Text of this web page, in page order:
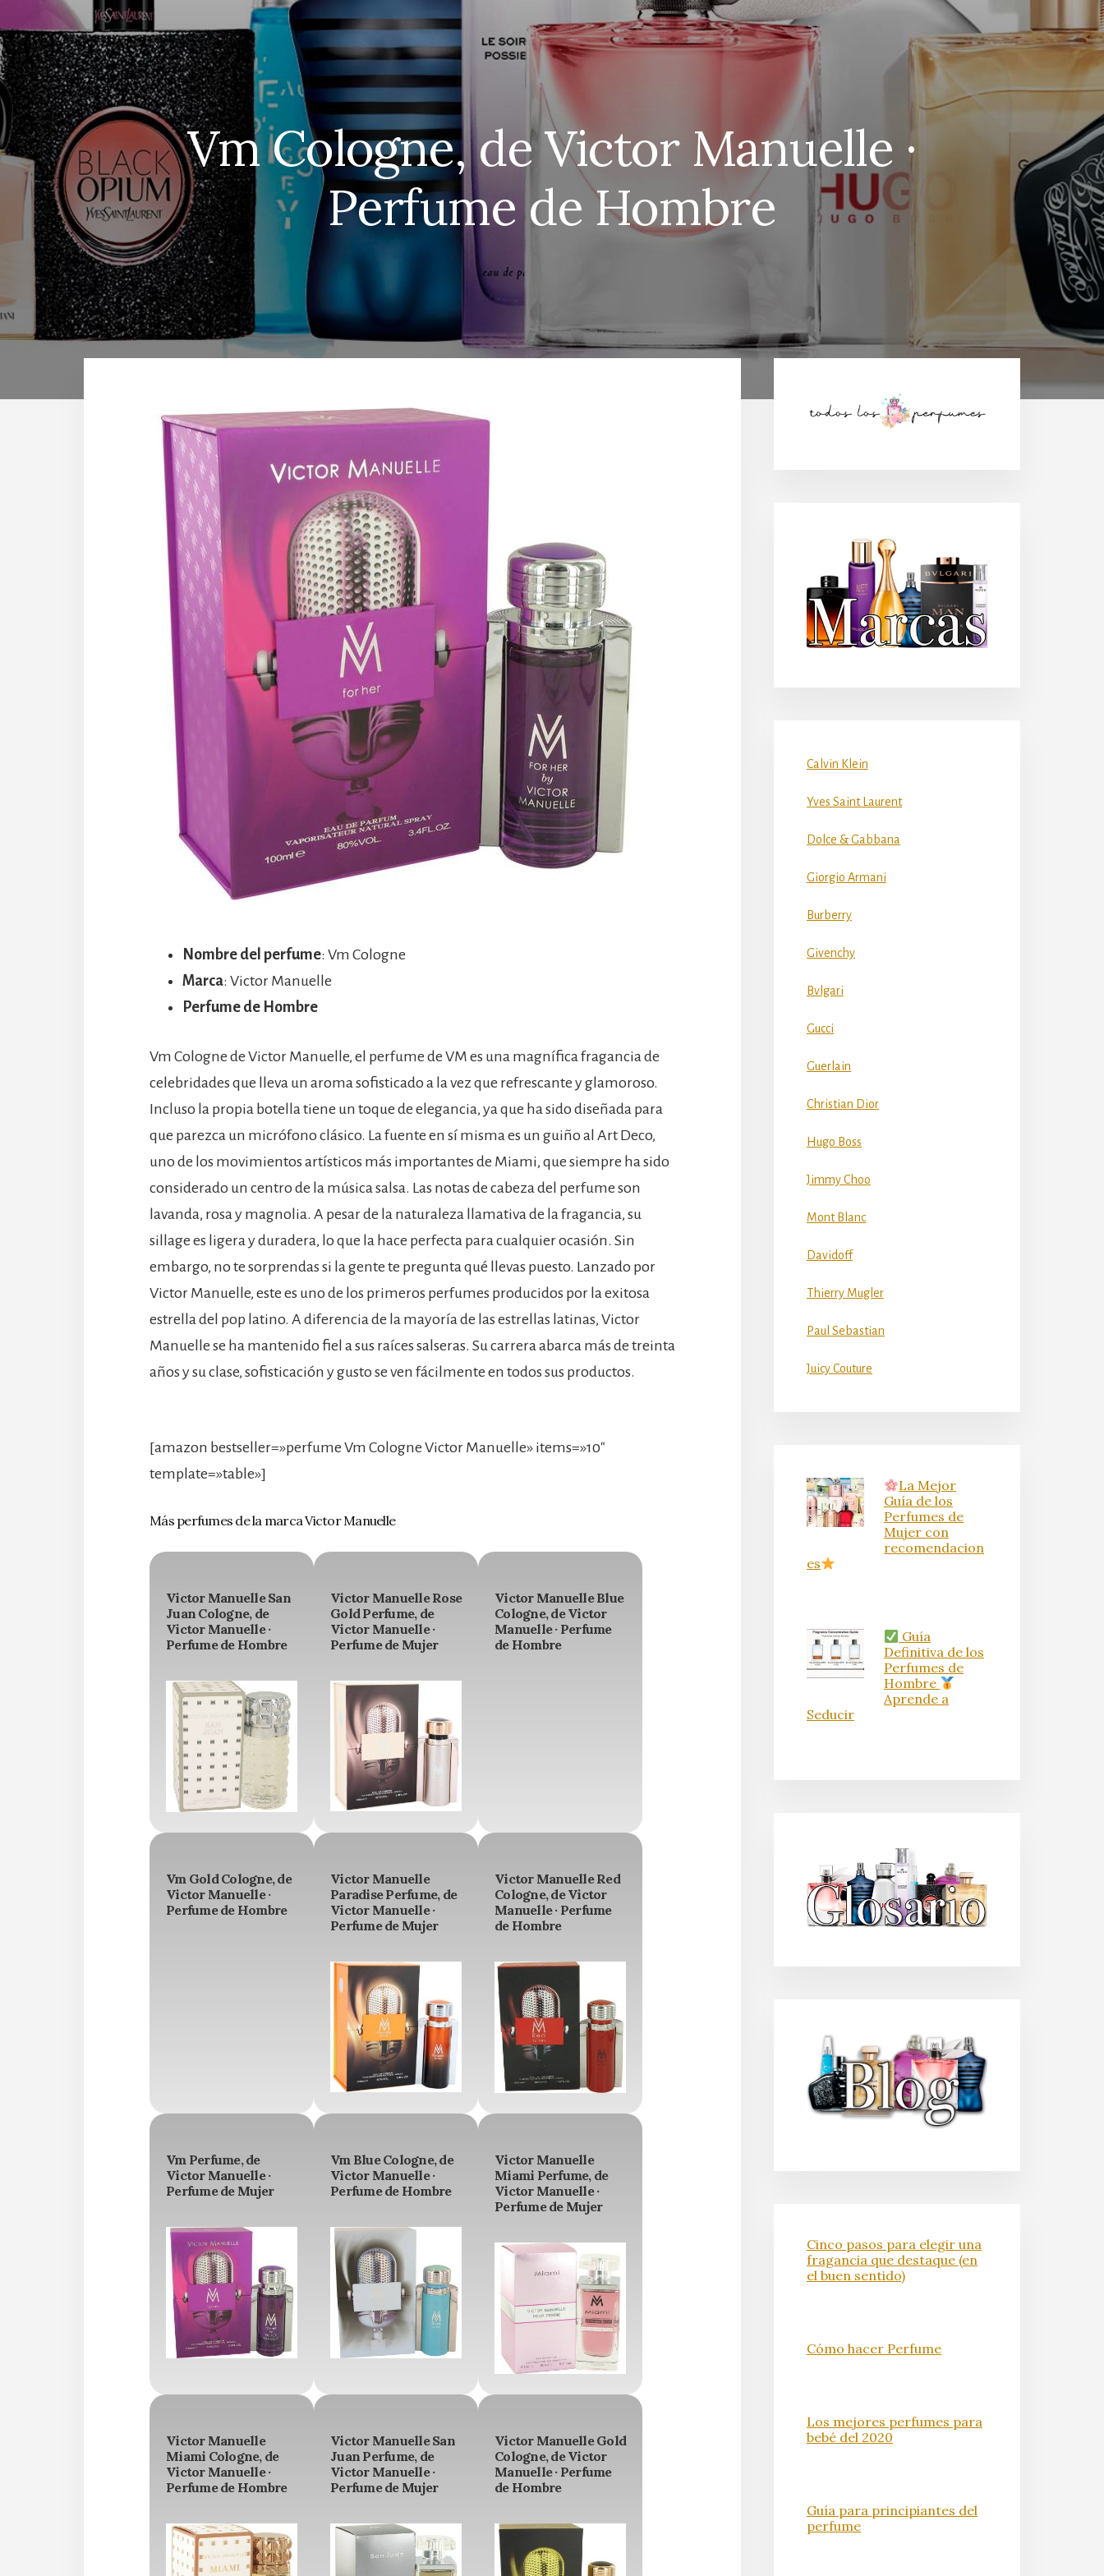
Vm Cologne, de Victor Manuelle ·
Perfume de Hombre
Nombre del perfume: Vm Cologne
Marca: Victor Manuelle
Perfume de Hombre
Vm Cologne de Victor Manuelle, el perfume de VM es una magnífica fragancia de
celebridades que lleva un aroma sofisticado a la vez que refrescante y glamoroso.
Incluso la propia botella tiene un toque de elegancia, ya que ha sido diseñada para
que parezca un micrófono clásico. La fuente en sí misma es un guiño al Art Deco,
uno de los movimientos artísticos más importantes de Miami, que siempre ha sido
considerado un centro de la música salsa. Las notas de cabeza del perfume son
lavanda, rosa y magnolia. A pesar de la naturaleza llamativa de la fragancia, su
sillage es ligera y duradera, lo que la hace perfecta para cualquier ocasión. Sin
embargo, no te sorprendas si la gente te pregunta qué llevas puesto. Lanzado por
Victor Manuelle, este es uno de los primeros perfumes producidos por la exitosa
estrella del pop latino. A diferencia de la mayoría de las estrellas latinas, Victor
Manuelle se ha mantenido fiel a sus raíces salseras. Su carrera abarca más de treinta
años y su clase, sofisticación y gusto se ven fácilmente en todos sus productos.
[amazon bestseller=»perfume Vm Cologne Victor Manuelle» items=»10″
template=»table»]
Más perfumes de la marca Victor Manuelle
Victor Manuelle San
Juan Cologne, de
Victor Manuelle ·
Perfume de Hombre
Victor Manuelle Rose
Gold Perfume, de
Victor Manuelle ·
Perfume de Mujer
Victor Manuelle Blue
Cologne, de Victor
Manuelle · Perfume
de Hombre
Vm Gold Cologne, de
Victor Manuelle ·
Perfume de Hombre
Victor Manuelle
Paradise Perfume, de
Victor Manuelle ·
Perfume de Mujer
Victor Manuelle Red
Cologne, de Victor
Manuelle · Perfume
de Hombre
Vm Perfume, de
Victor Manuelle ·
Perfume de Mujer
Vm Blue Cologne, de
Victor Manuelle ·
Perfume de Hombre
Victor Manuelle
Miami Perfume, de
Victor Manuelle ·
Perfume de Mujer
Victor Manuelle
Miami Cologne, de
Victor Manuelle ·
Perfume de Hombre
Victor Manuelle San
Juan Perfume, de
Victor Manuelle ·
Perfume de Mujer
Victor Manuelle Gold
Cologne, de Victor
Manuelle · Perfume
de Hombre
lateral
Calvin Klein
Yves Saint Laurent
Dolce & Gabbana
Giorgio Armani
Burberry
Givenchy
Bvlgari
Gucci
Guerlain
Christian Dior
Hugo Boss
Jimmy Choo
Mont Blanc
Davidoff
Thierry Mugler
Paul Sebastian
Juicy Couture
La Mejor
Guía de los
Perfumes de
Mujer con
recomendacion
es
Guía
Definitiva de los
Perfumes de
Hombre
Aprende a
Seducir
Cinco pasos para elegir una
fragancia que destaque (en
el buen sentido)
Cómo hacer Perfume
Los mejores perfumes para
bebé del 2020
Guía para principiantes del
perfume